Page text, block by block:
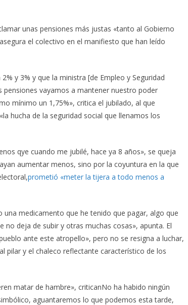
unas pensiones más justas «tanto al Gobierno
el colectivo en el manifiesto que han leído
y 3% y que la ministra [de Empleo y Seguridad
pensiones vayamos a mantener nuestro poder
mínimo un 1,75%», critica el jubilado, al que
hucha de la seguridad social que llenamos los
qye cuando me jubilé, hace ya 8 años», se queja
aumentar menos, sino por la coyuntura en la que
prometió «meter la tijera a todo menos a
medicamento que he tenido que pagar, algo que
deja de subir y otras muchas cosas», apunta. El
ante este atropello», pero no se resigna a luchar,
pilar y el chaleco reflectante característico de los
matar de hambre», criticanNo ha habido ningún
aguantaremos lo que podemos esta tarde,